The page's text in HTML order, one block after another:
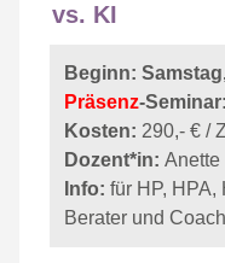
vs. KI
Beginn:
Präsenz-Seminar:
Kosten: 290,- € /
Dozent*in: Anette
Info: für HP, HPA,
Berater und